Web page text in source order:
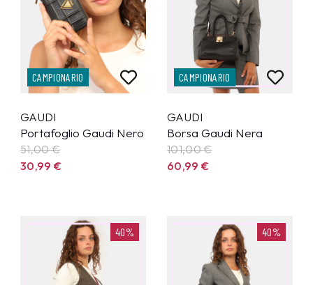
CAMPIONARIO
GAUDI
Portafoglio Gaudi Nero
51,00 €
30,99€
CAMPIONARIO
GAUDI
Borsa Gaudi Nera
101,00 €
60,99€
40% 40%